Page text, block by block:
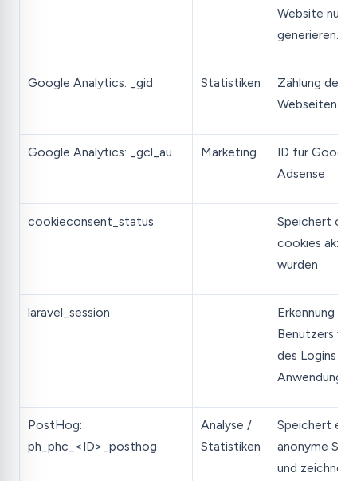
Website
generieren.
Google Analytics: _gid Statistiken
Zählung der
Webseiten
Google Analytics: _gcl_au Marketing
ID für Google
Adsense
cookieconsent_status
Speichert ob
cookies
wurden
laravel_session
Erkennung des
Benutzers
des Logins in
Anwendung.
PostHog:
ph_phc_<ID>_posthog
Analyse /
Statistiken
Speichert eine
anonyme
und zeichnet